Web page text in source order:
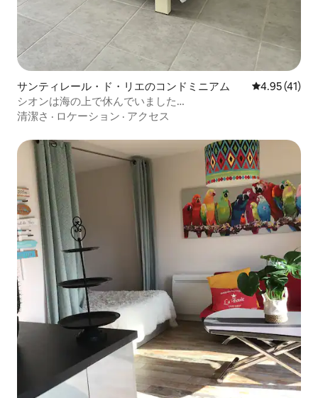
サンティレール・ド・リエのコンドミニアム レビュー41
4.95 (41)
シオンは海の上で休んでいました…
清潔さ · ロケーション · アクセス